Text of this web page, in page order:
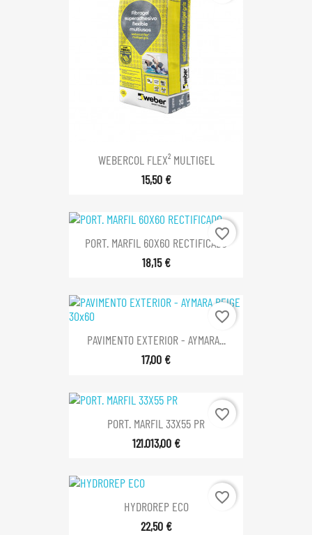
WEBERCOL FLEX² MULTIGEL
15,50 €
PORT. MARFIL 60X60 RECTIFICADO
18,15 €
favorite_border
PAVIMENTO EXTERIOR - AYMARA...
17,00 €
favorite_border
PORT. MARFIL 33X55 PR
121.013,00 €
favorite_border
HYDROREP ECO
22,50 €
favorite_border